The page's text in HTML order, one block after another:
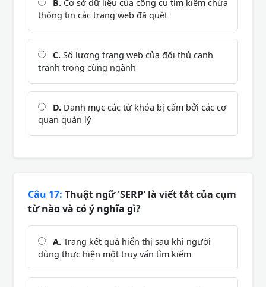
B. Cơ sở dữ liệu của công cụ tìm kiếm chứa
thông tin các trang web đã quét
C. Số lượng trang web của đối thủ cạnh
tranh trong cùng ngành
D. Danh mục các từ khóa bị cấm bởi các cơ
quan quản lý
Câu 17: Thuật ngữ 'SERP' là viết tắt của cụm
từ nào và có ý nghĩa gì?
A. Trang kết quả hiển thị sau khi người
dùng thực hiện một truy vấn tìm kiếm